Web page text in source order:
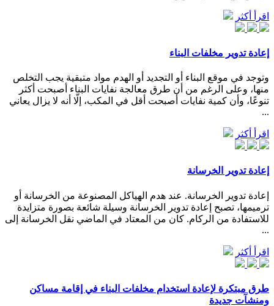
اقرأ أكثر
إعادة تدوير مخلفات البناء
وتوجد في موقع البناء أو التجديد أو الهدم مواد متبقية يجب التخلص
منها، وعلى الرغم من أن طرق معالجة نفايات البناء أصبحت أكثر
تنوعًا، وأن كمية نفايات أصبحت أقل في المكب، إلّا أنه لا يزال يعاني
...
اقرأ أكثر
إعادة تدوير الخرسانة
إعادة تدوير الخرسانة. عند هدم الهياكل المصنوعة من الخرسانة أو
ترميمها، تصبح إعادة تدوير الخرسانة وسيلة شائعة بصورة متزايدة
للاستفادة من الركام. كان من المعتاد في الماضي نقل الخرسانة إلى
...
اقرأ أكثر
طرق مبتكرة لإعادة استخدام مخلفات البناء في إقامة مساكن
ومنشآت جديدة